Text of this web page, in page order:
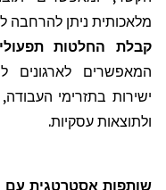
מלאכותית ניתן להרחבה
קבלת החלטות
המאפשרים לארגונים
ישירות בתזרימי
ולתוצאות עסקיות.
שותפות אסטרטגית עם Moody's